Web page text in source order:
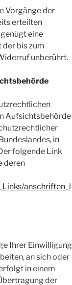
Vorgänge der
erteilten
eine
bis zum
unberührt.
Aufsichtsbehörde
in
folgende Link
deren
anschriften_l
Ihrer Einwilligung
an sich oder
in einem
der